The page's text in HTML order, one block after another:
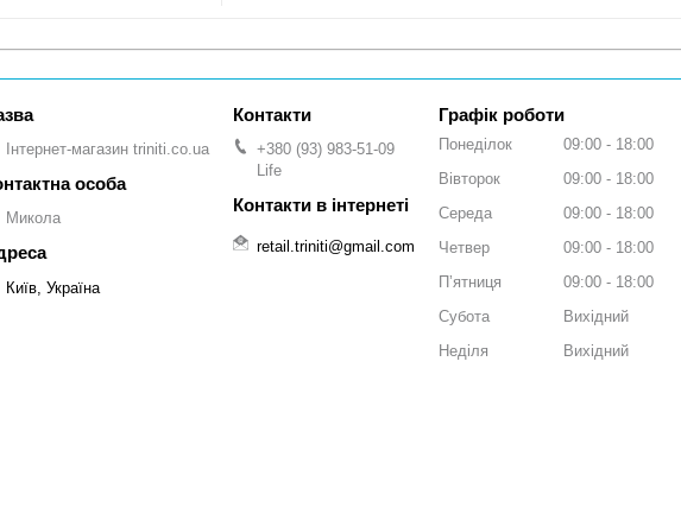
Інтернет-магазин triniti.co.ua
Микола
Київ, Україна
+380 (93) 983-51-09
Life
retail.triniti@gmail.com
Графік роботи
Понеділок 09:00
18:00
Вівторок
09:00
18:00
Середа
09:00
18:00
Четвер
09:00
18:00
Пʼятниця
09:00
18:00
Субота
Вихідний
Неділя
Вихідний